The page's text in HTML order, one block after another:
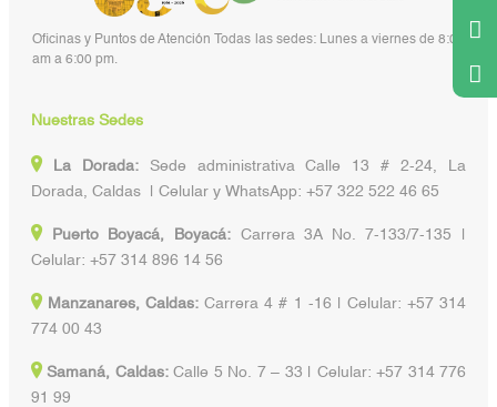
Oficinas y Puntos de Atención Todas las sedes: Lunes a viernes de 8:00
am a 6:00 pm.
Nuestras Sedes
La Dorada:Sede administrativa Calle 13 # 2-24, La
Dorada, Caldas | Celular y WhatsApp: +57 322 522 46 65
Puerto Boyacá, Boyacá:Carrera 3A No. 7-133/7-135 |
Celular: +57 314 896 14 56
Manzanares, Caldas: Carrera 4 # 1 -16 | Celular: +57 314
774 00 43
Samaná, Caldas:Calle 5 No. 7 – 33 | Celular: +57 314 776
91 99